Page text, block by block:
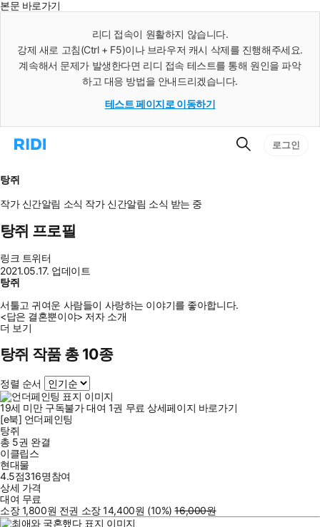
본문 바로가기
리디 접속이 원활하지 않습니다.
강제 새로 고침(Ctrl + F5)이나 브라우저 캐시 삭제를 진행해주세요.
계속해서 문제가 발생한다면 리디 접속 테스트를 통해 원인을 파악
하고 대응 방법을 안내드리겠습니다.
테스트 페이지로 이동하기
리
으
로
이
동
검
로그인
탕쥐
작가 신간알림 소식 작가 신간알림 소식 받는 중
탕쥐 프로필
링크 트위터
2021.05.17. 업데이트
탕쥐
서툴고 귀여운 사람들이 사랑하는 이야기를 좋아합니다.
<답은 결혼뿐이야> 저자 소개
더 보기
탕쥐 작품 총 10종
정렬 순서
19세 미만 구독불가 대여 1권 무료 상세페이지 바로가기
[e북] 언더페인팅
탕쥐
총 5권 완결
이클립스
현대물
4.5점316명참여
상세 가격
대여 무료
소장1,800원 전권 소장14,400원 (10%) 16,000원